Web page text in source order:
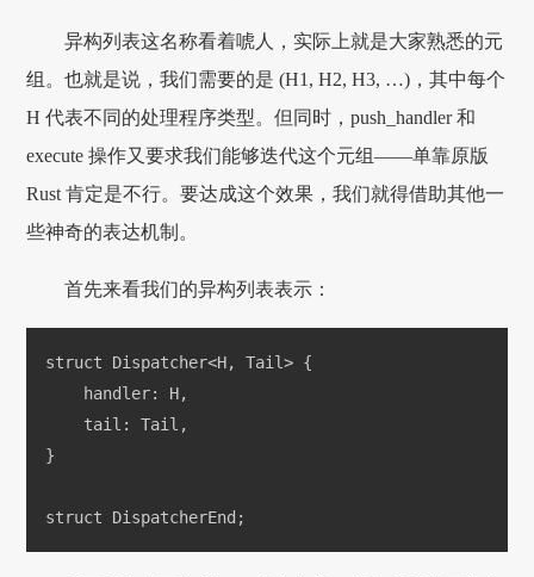
异构列表这名称看着唬人，实际上就是大家熟悉的元
组。也就是说，我们需要的是 (H1, H2, H3, …)，其中每个
H 代表不同的处理程序类型。但同时，push_handler 和
execute 操作又要求我们能够迭代这个元组——单靠原版
Rust 肯定是不行。要达成这个效果，我们就得借助其他一
些神奇的表达机制。
首先来看我们的异构列表表示：
struct Dispatcher<H, Tail> {
    handler: H,
    tail: Tail,
}
struct DispatcherEnd;